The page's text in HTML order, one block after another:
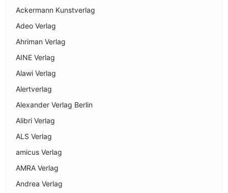
Ackermann Kunstverlag
Adeo Verlag
Ahriman Verlag
AINE Verlag
Alawi Verlag
Alertverlag
Alexander Verlag Berlin
Alibri Verlag
ALS Verlag
amicus Verlag
AMRA Verlag
Andrea Verlag